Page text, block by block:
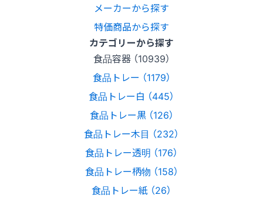
メーカーから探す
特価商品から探す
カテゴリーから探す
食品容器 （10939）
食品トレー （1179）
食品トレー白 （445）
食品トレー黒 （126）
食品トレー木目 （232）
食品トレー透明 （176）
食品トレー柄物 （158）
食品トレー紙 （26）